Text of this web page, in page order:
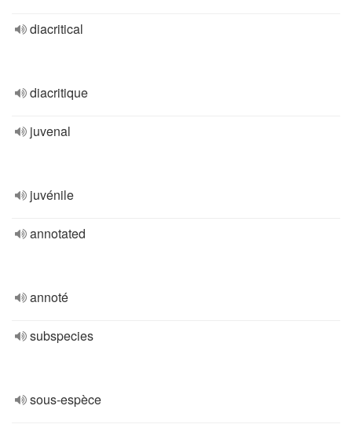
diacritical
diacritique
juvenal
juvénile
annotated
annoté
subspecies
sous-espèce